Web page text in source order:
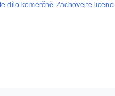
dílo komerčně-Zachovejte licenci